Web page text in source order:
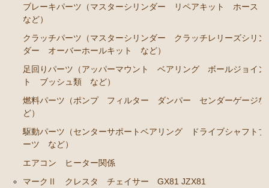
2JZ-GE JZS147
RA45 RA46）
ステアリングパーツ（各種リペアキット ラックブー
ツ ラックエンド タイロッドエンド など）
駆動パーツ（センターサポートベアリング ドライブ
シャフトブーツ など）
セリカカリーナRA63 TA61 TA63 TA64AA63コロナRT14
1 AT141 TT142
ブレーキパーツ（マスターシリンダー リペアキット ホース
など）
クラッチパーツ（マスターシリンダー クラッチレリーズシリン
ダー オーバーホールキット など）
足回りパーツ（アッパーマウント ベアリング ボールジョイン
ト ブッシュ類 など）
燃料パーツ（ポンプ フィルター ダンパー センダーゲージな
ど）
駆動パーツ（センターサポートベアリング ドライブシャフトブ
ーツ など）
エアコン ヒーター関係
マークⅡ クレスタ チェイサー GX81 JZX81